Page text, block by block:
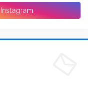
Instagram